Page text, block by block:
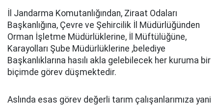
İl Jandarma Komutanlığından, Ziraat Odaları
Başkanlığına, Çevre ve Şehircilik İl Müdürlüğünden
Orman İşletme Müdürlüklerine, İl Müftülüğüne,
Karayolları Şube Müdürlüklerine ,belediye
Başkanlıklarına hasılı akla gelebilecek her kuruma bir
biçimde görev düşmektedir.
Aslında esas görev değerli tarım çalışanlarımıza yani